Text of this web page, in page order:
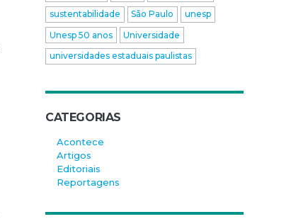
sustentabilidade
São Paulo
unesp
Unesp 50 anos
Universidade
universidades estaduais paulistas
CATEGORIAS
Acontece
Artigos
Editoriais
Reportagens